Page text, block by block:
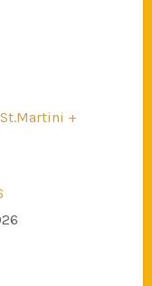
+